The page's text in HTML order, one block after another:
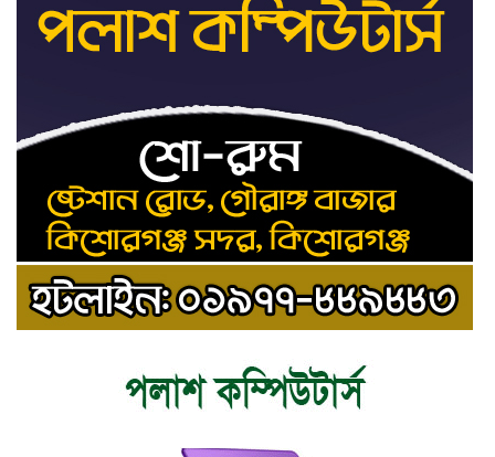
৯
রাষ্ট্রপতি নির্বাচনের ভোটার
তালিকা পেল ইসি
১০
কিশোরগঞ্জে যথাযোগ্য মর্যাদায়
পালিত হলো ‘জুলাই গণঅভ্যুত্থান
দিবস’